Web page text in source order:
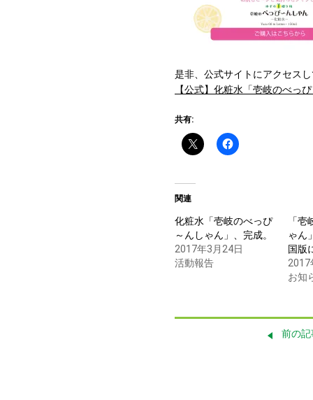
是非、公式サイトにアクセス
【公式】化粧水「壱岐のべっ
共有:
関連
化粧水「壱岐のべっぴ
～んしゃん」、完成。
2017年3月24日
活動報告
「
ゃん
国版
2017
お知
前の記